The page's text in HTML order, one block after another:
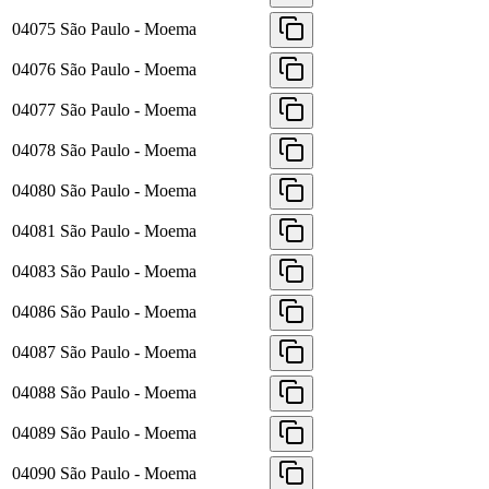
04075 São Paulo - Moema
04076 São Paulo - Moema
04077 São Paulo - Moema
04078 São Paulo - Moema
04080 São Paulo - Moema
04081 São Paulo - Moema
04083 São Paulo - Moema
04086 São Paulo - Moema
04087 São Paulo - Moema
04088 São Paulo - Moema
04089 São Paulo - Moema
04090 São Paulo - Moema